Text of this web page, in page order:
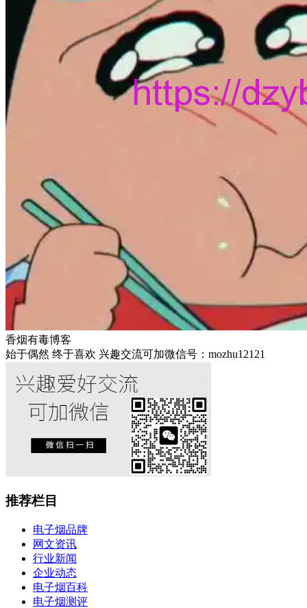
香烟有毒博客
始于偶然 终于喜欢 兴趣交流可加微信号：mozhu12121
推荐栏目
电子烟品牌
网文资讯
行业新闻
企业动态
电子烟百科
电子烟测评